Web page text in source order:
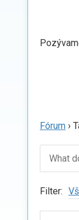
Fórum ›
Filter: